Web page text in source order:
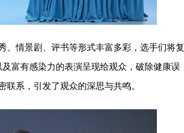
、情景剧、评书等形式丰富多彩，选手们将复
富有感染力的表演呈现给观众，破除健康误
联系，引发了观众的深思与共鸣。